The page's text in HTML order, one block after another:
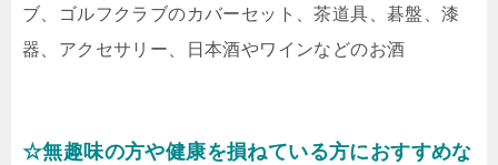
ブ、ゴルフクラブのカバーセット、茶道具、碁盤、漆
器、アクセサリー、日本酒やワインなどのお酒
☆無趣味の方や健康を損ねている方におすすめな